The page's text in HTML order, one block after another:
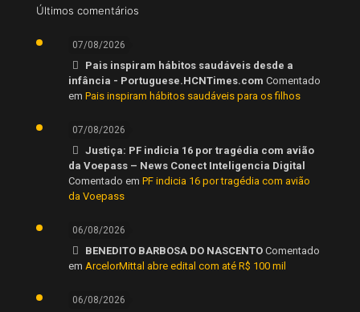
Últimos comentários
07/08/2026
Pais inspiram hábitos saudáveis desde a
infância - Portuguese.HCNTimes.com Comentado
em Pais inspiram hábitos saudáveis para os filhos
07/08/2026
Justiça: PF indicia 16 por tragédia com avião
da Voepass – News Conect Inteligencia Digital
Comentado em PF indicia 16 por tragédia com avião
da Voepass
06/08/2026
BENEDITO BARBOSA DO NASCENTO Comentado
em ArcelorMittal abre edital com até R$ 100 mil
06/08/2026